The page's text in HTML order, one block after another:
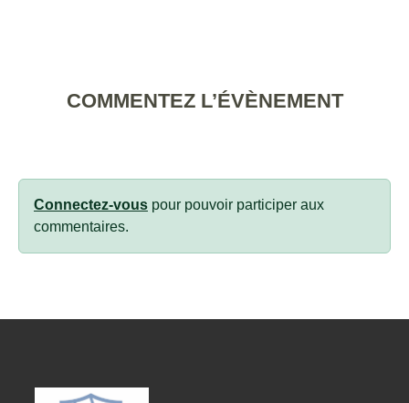
COMMENTEZ L’ÉVÈNEMENT
Connectez-vous pour pouvoir participer aux
commentaires.